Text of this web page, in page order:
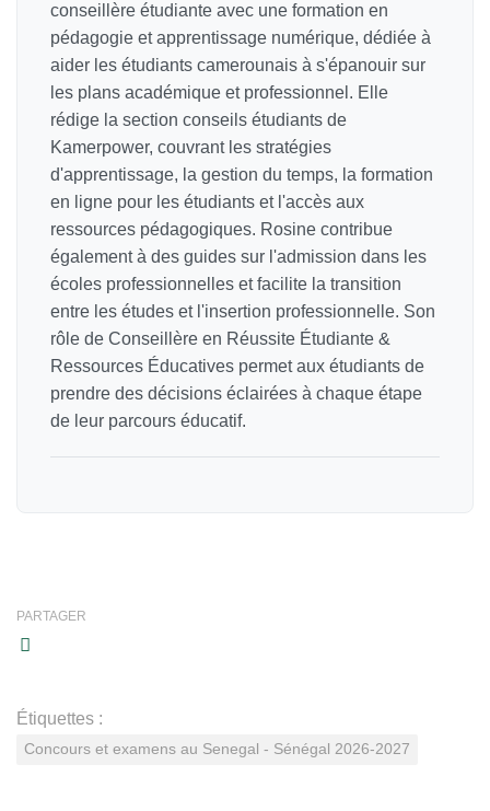
conseillère étudiante avec une formation en
pédagogie et apprentissage numérique, dédiée à
aider les étudiants camerounais à s'épanouir sur
les plans académique et professionnel. Elle
rédige la section conseils étudiants de
Kamerpower, couvrant les stratégies
d'apprentissage, la gestion du temps, la formation
en ligne pour les étudiants et l'accès aux
ressources pédagogiques. Rosine contribue
également à des guides sur l'admission dans les
écoles professionnelles et facilite la transition
entre les études et l'insertion professionnelle. Son
rôle de Conseillère en Réussite Étudiante &
Ressources Éducatives permet aux étudiants de
prendre des décisions éclairées à chaque étape
de leur parcours éducatif.
PARTAGER
Étiquettes :
Concours et examens au Senegal - Sénégal 2026-2027